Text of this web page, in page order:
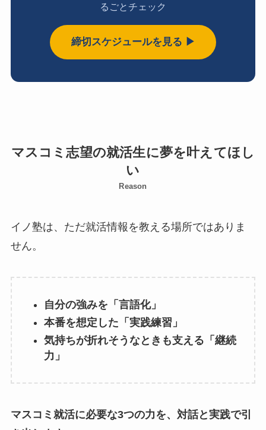
るごとチェック
締切スケジュールを見る ▶
マスコミ志望の就活生に夢を叶えてほし
い
Reason
イノ塾は、ただ就活情報を教える場所ではありま
せん。
自分の強みを「言語化」
本番を想定した「実践練習」
気持ちが折れそうなときも支える「継続
力」
マスコミ就活に必要な3つの力を、対話と実践で引